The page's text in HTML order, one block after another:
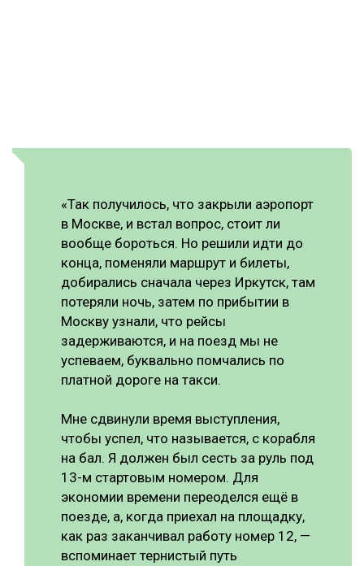
«Так получилось, что закрыли аэропорт
в Москве, и встал вопрос, стоит ли
вообще бороться. Но решили идти до
конца, поменяли маршрут и билеты,
добирались сначала через Иркутск, там
потеряли ночь, затем по прибытии в
Москву узнали, что рейсы
задерживаются, и на поезд мы не
успеваем, буквально помчались по
платной дороге на такси.
Мне сдвинули время выступления,
чтобы успел, что называется, с корабля
на бал. Я должен был сесть за руль под
13-м стартовым номером. Для
экономии времени переоделся ещё в
поезде, а, когда приехал на площадку,
как раз заканчивал работу номер 12, —
вспоминает тернистый путь